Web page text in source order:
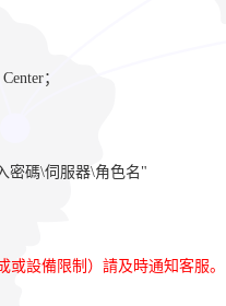
；
密碼\伺服器\角色名"
設備限制）請及時通知客服。